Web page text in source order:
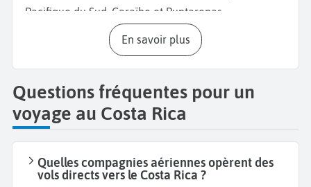
Pacifique du Sud, Caraïbe et Puntarenas.
Commencez votreséjour au Costa Rica
détendre au bord de laPlaya Tamarindo
plages les plus réputées pour surfer. La
Dominical est également intéressante pour le surf
est reconnue pour être l’une des plus belles
du Costa Rica.Au loin, vous pouvez observer
En savoir plus
Questions fréquentes pour un
voyage au Costa Rica
Quelles compagnies aériennes opèrent des
vols directs vers le Costa Rica ?